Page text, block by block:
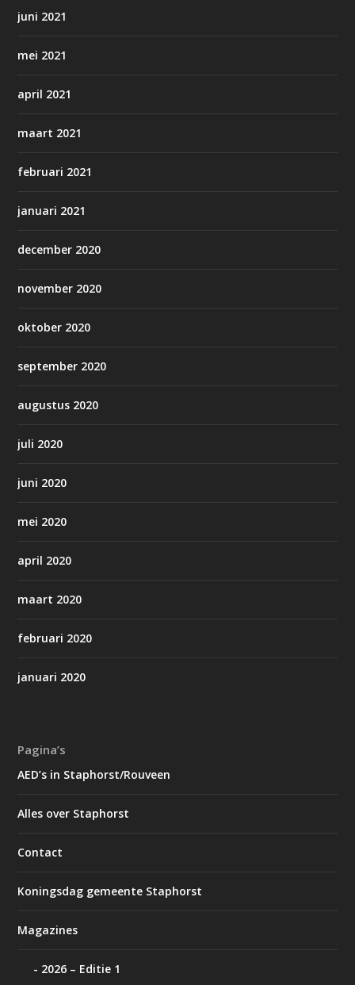
juni 2021
mei 2021
april 2021
maart 2021
februari 2021
januari 2021
december 2020
november 2020
oktober 2020
september 2020
augustus 2020
juli 2020
juni 2020
mei 2020
april 2020
maart 2020
februari 2020
januari 2020
Pagina’s
AED’s in Staphorst/Rouveen
Alles over Staphorst
Contact
Koningsdag gemeente Staphorst
Magazines
2026 – Editie 1